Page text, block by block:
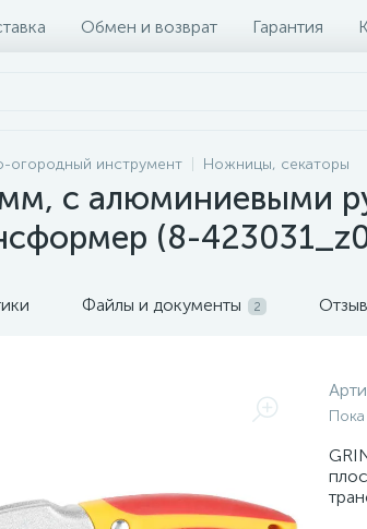
Обмен и возврат Гарантия
огородный инструмент Ножницы, секаторы
с алюминиевыми
(8-
Файлы и документы 2